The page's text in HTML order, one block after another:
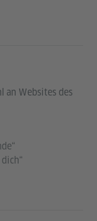
an Websites des